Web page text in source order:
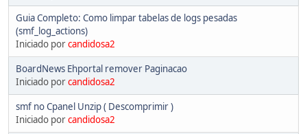
Guia Completo: Como limpar tabelas de logs pesadas
(smf_log_actions)
Iniciado porcandidosa2
BoardNews Ehportal remover Paginacao
Iniciado porcandidosa2
smf no Cpanel Unzip ( Descomprimir )
Iniciado porcandidosa2